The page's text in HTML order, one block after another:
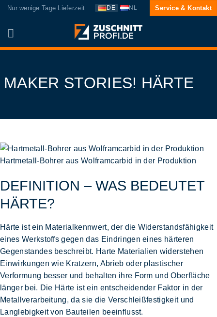
Zum
springen
Nur wenige Tage Lieferzeit DE NL Service & Kontakt
MAKER STORIES! HÄRTE
Hartmetall-Bohrer aus Wolframcarbid in der Produktion
DEFINITION – WAS BEDEUTET
HÄRTE?
Härte ist ein Materialkennwert, der die Widerstandsfähigkeit
eines Werkstoffs gegen das Eindringen eines härteren
Gegenstandesbeschreibt. Harte Materialien widerstehen
Einwirkungen wie Kratzern, Abrieb oder plastischer
Verformung besser und behalten ihre Form und Oberfläche
länger bei. Die Härte ist ein entscheidender Faktor in der
Metallverarbeitung, da sie die Verschleißfestigkeit und
Langlebigkeit von Bauteilen beeinflusst.